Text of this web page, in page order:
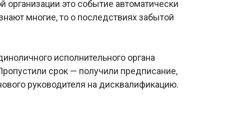
это событие автоматически
многие, то о последствиях забытой
исполнительного органа
срок — получили предписание,
руководителя на дисквалификацию.